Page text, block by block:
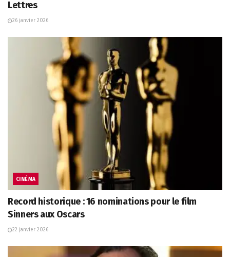
Lettres
26 janvier 2026
CINÉMA
Record historique : 16 nominations pour le film
Sinners aux Oscars
22 janvier 2026